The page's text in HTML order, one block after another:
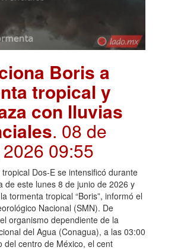
Boris a
tropical y
con lluvias
. 08 de
09:55
Dos-E se intensificó durante
de este lunes 8 de junio de 2026 y
tormenta tropical “Boris”, informó el
Nacional (SMN). De
organismo dependiente de la
del Agua (Conagua), a las 03:00
del centro de México, el cent